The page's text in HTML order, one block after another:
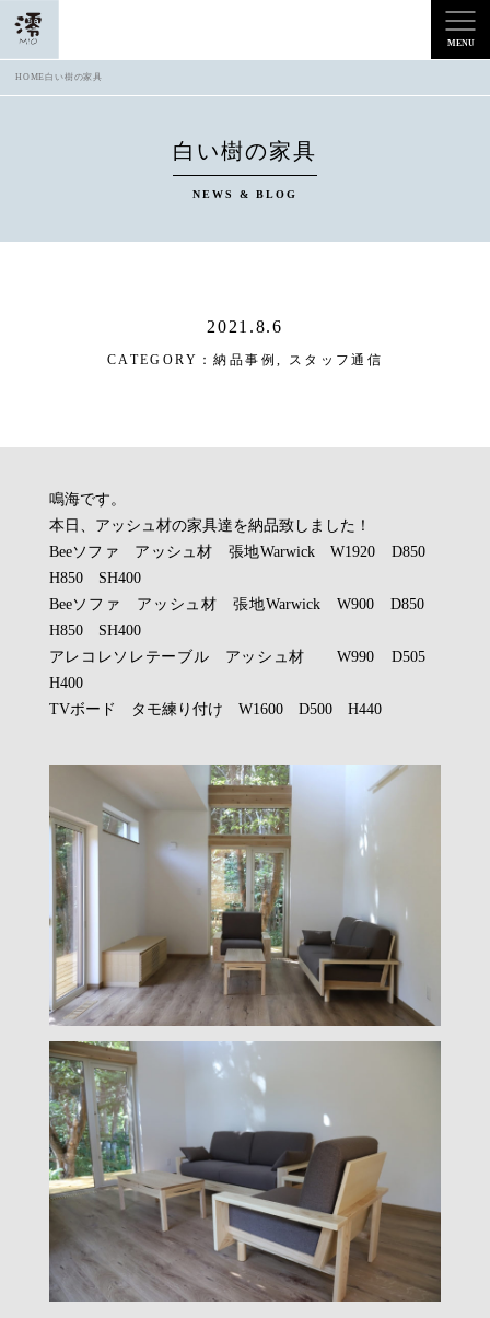
HOME白い樹の家具
白い樹の家具
NEWS & BLOG
2021.8.6
CATEGORY：納品事例 , スタッフ通信
鳴海です。
本日、アッシュ材の家具達を納品致しました！
Beeソファ アッシュ材 張地Warwick W1920 D850
H850 SH400
Beeソファ アッシュ材 張地Warwick W900 D850
H850 SH400
アレコレソレテーブル アッシュ材 W990 D505
H400
TVボード タモ練り付け W1600 D500 H440